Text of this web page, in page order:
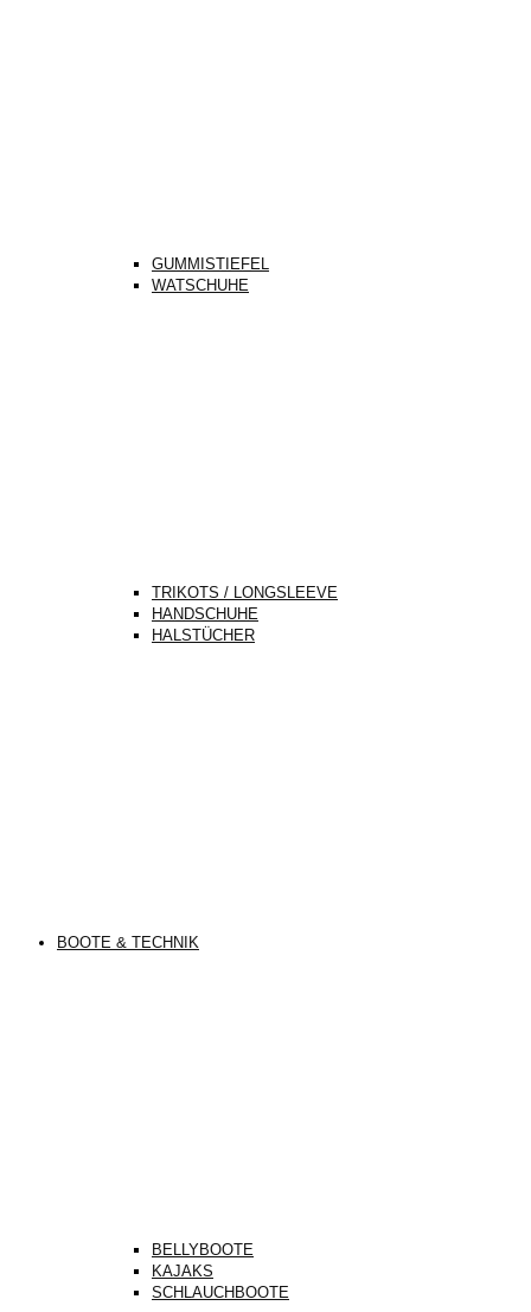
GUMMISTIEFEL
WATSCHUHE
TRIKOTS / LONGSLEEVE
HANDSCHUHE
HALSTÜCHER
BOOTE & TECHNIK
BELLYBOOTE
KAJAKS
SCHLAUCHBOOTE